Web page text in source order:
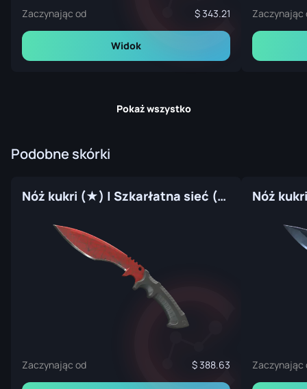
Zaczynając od 343.21
Widok
Zaczynając
Pokaż wszystko
Podobne skórki
Nóż kukri (★) | Szkarłatna sieć (prosto z fabryki)
Zaczynając od 388.63 Zaczynając